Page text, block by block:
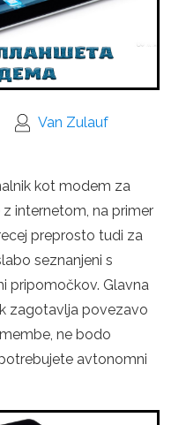
Van Zulauf
kot modem za
internetom, na primer
preprosto tudi za
seznanjeni s
pripomočkov. Glavna
zagotavlja povezavo
ne bodo
avtonomni